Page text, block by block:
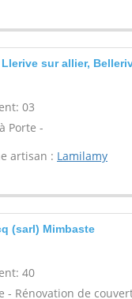
sur allier,
03
Porte -
artisan : Lamilamy
(sarl) Mimbaste
40
- Rénovation de